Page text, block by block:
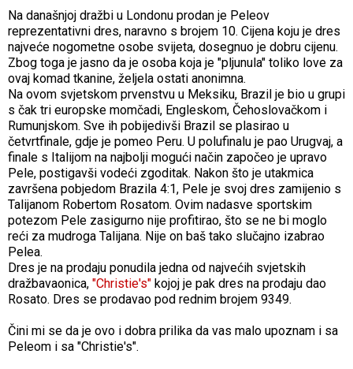
Na današnjoj dražbi u Londonu prodan je Peleov
reprezentativni dres, naravno s brojem 10. Cijena koju je dres
najveće nogometne osobe svijeta, dosegnuo je dobru cijenu.
Zbog toga je jasno da je osoba koja je "pljunula" toliko love za
ovaj komad tkanine, željela ostati anonimna.
Na ovom svjetskom prvenstvu u Meksiku, Brazil je bio u grupi
s čak tri europske momčadi, Engleskom, Čehoslovačkom i
Rumunjskom. Sve ih pobijedivši Brazil se plasirao u
četvrtfinale, gdje je pomeo Peru. U polufinalu je pao Urugvaj, a
finale s Italijom na najbolji mogući način započeo je upravo
Pele, postigavši vodeći zgoditak. Nakon što je utakmica
završena pobjedom Brazila 4:1, Pele je svoj dres zamijenio s
Talijanom Robertom Rosatom. Ovim nadasve sportskim
potezom Pele zasigurno nije profitirao, što se ne bi moglo
reći za mudroga Talijana. Nije on baš tako slučajno izabrao
Pelea.
Dres je na prodaju ponudila jedna od najvećih svjetskih
dražbavaonica, "Christie's" kojoj je pak dres na prodaju dao
Rosato. Dres se prodavao pod rednim brojem 9349.
Čini mi se da je ovo i dobra prilika da vas malo upoznam i sa
Peleom i sa "Christie's".